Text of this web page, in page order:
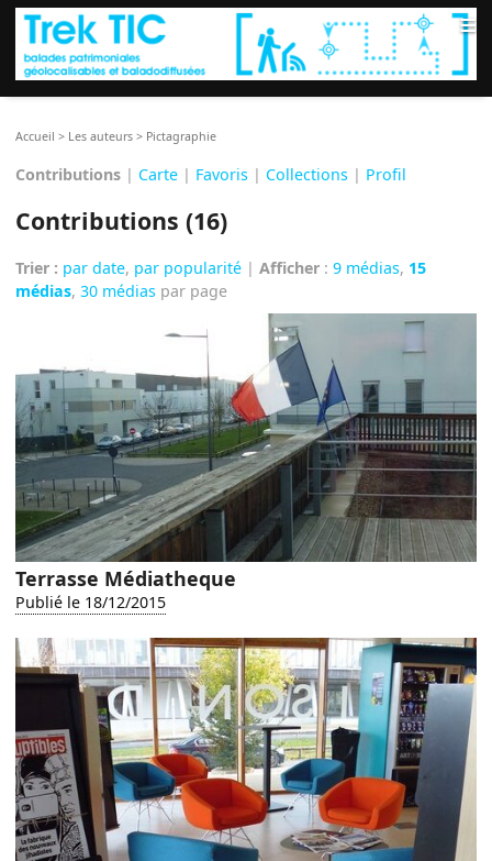
≡
Accueil > Les auteurs > Pictagraphie
Contributions | Carte | Favoris | Collections | Profil
Contributions (16)
Trier : par date, par popularité |Afficher :9 médias, 15
médias,30 médias par page
Terrasse Médiatheque
Publié le 18/12/2015